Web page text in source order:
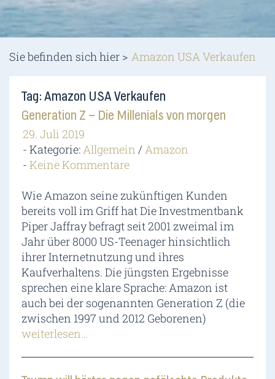
Sie befinden sich hier > Amazon USA Verkaufen
Tag: Amazon USA Verkaufen
Generation Z – Die Millenials von morgen
29. Juli 2019
Kategorie:Allgemein /Amazon
Keine Kommentare
Wie Amazon seine zukünftigen Kunden
bereits voll im Griff hat Die Investmentbank
Piper Jaffray befragt seit 2001 zweimal im
Jahr über 8000 US-Teenager hinsichtlich
ihrer Internetnutzung und ihres
Kaufverhaltens. Die jüngsten Ergebnisse
sprechen eine klare Sprache: Amazon ist
auch bei der sogenannten Generation Z (die
zwischen 1997 und 2012 Geborenen)
weiterlesen…